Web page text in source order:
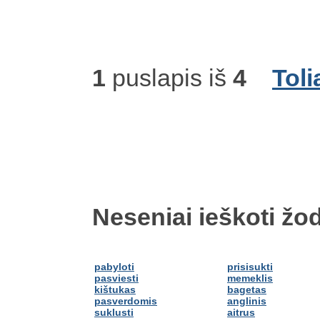
1 puslapis iš 4
Neseniai ieškoti
pabyloti
pasviesti
kištukas
pasverdomis
suklusti
prisisukti
memeklis
bagetas
anglinis
aitrus